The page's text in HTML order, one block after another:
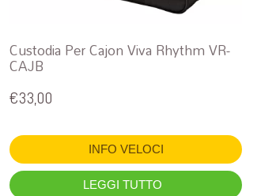
Custodia Per Cajon Viva Rhythm VR-
CAJB
€33,00
INFO VELOCI
LEGGI TUTTO